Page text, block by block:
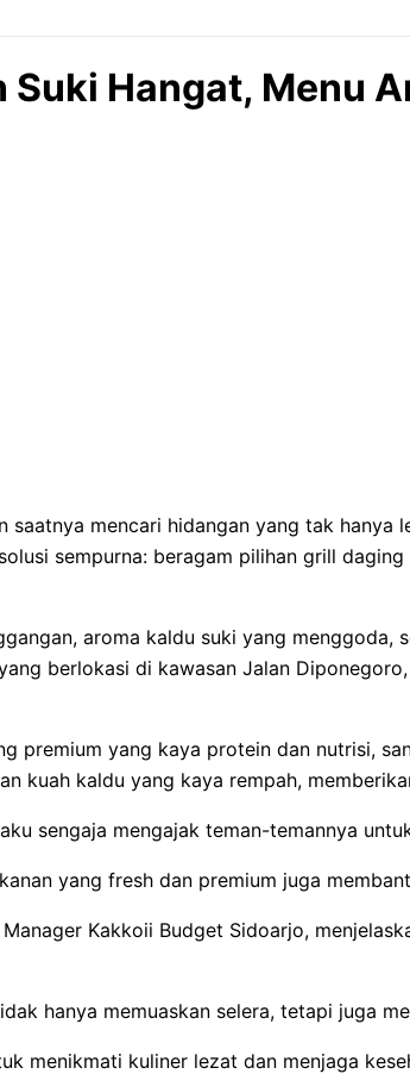
Suki Hangat, Menu
saatnya mencari hidangan yang tak
sempurna: beragam pilihan grill
aroma kaldu suki yang
berlokasi di kawasan Jalan
premium yang kaya protein dan nutrisi,
kuah kaldu yang kaya rempah,
sengaja mengajak teman-temannya
yang fresh dan premium juga
Kakkoii Budget Sidoarjo,
hanya memuaskan selera, tetapi juga
menikmati kuliner lezat dan menjaga